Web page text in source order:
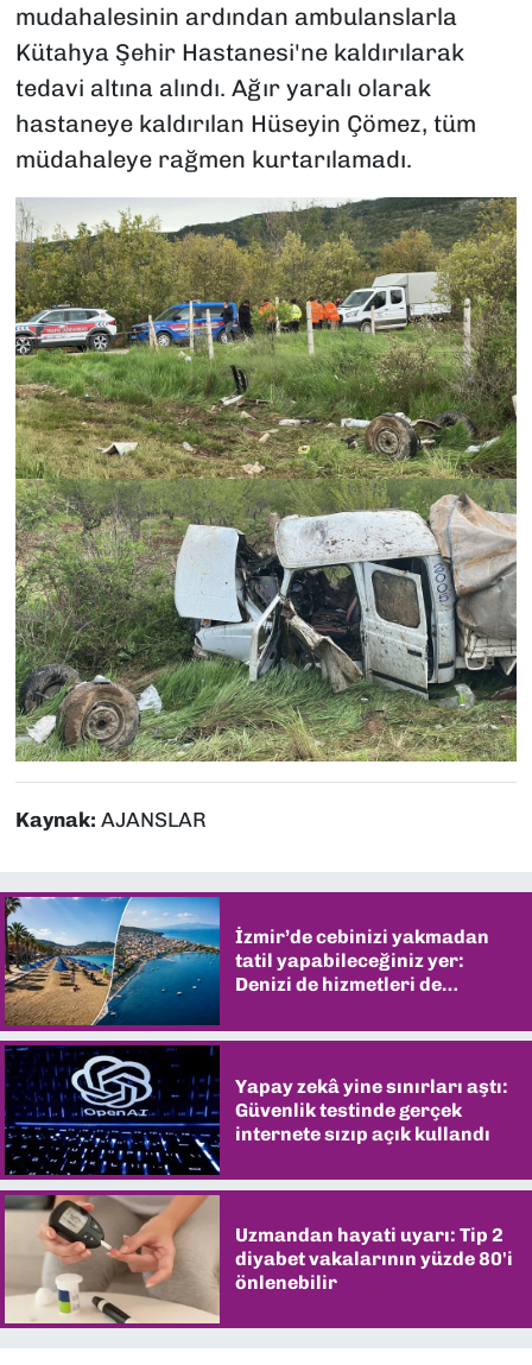
mudahalesinin ardından ambulanslarla
Kütahya Şehir Hastanesi'ne kaldırılarak
tedavi altına alındı. Ağır yaralı olarak
hastaneye kaldırılan Hüseyin Çömez, tüm
müdahaleye rağmen kurtarılamadı.
Kaynak: AJANSLAR
İzmir’de cebinizi yakmadan
tatil yapabileceğiniz yer:
Denizi de hizmetleri de
Yapay zekâ yine sınırları aştı:
Güvenlik testinde gerçek
internete sızıp açık kullandı
Uzmandan hayati uyarı: Tip 2
diyabet vakalarının yüzde 80'i
önlenebilir